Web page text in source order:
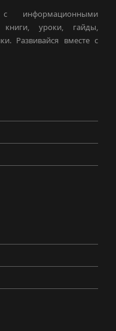
информационными
книги, уроки, гайды,
Развивайся вместе с